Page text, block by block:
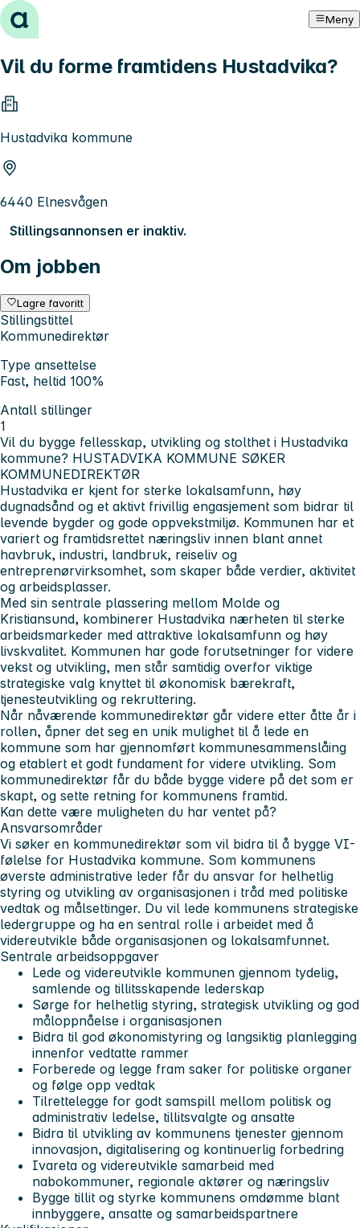
Hopp til innhold Meny
Vil du forme framtidens Hustadvika?
Hustadvika kommune
6440 Elnesvågen
Stillingsannonsen er inaktiv.
Om jobben
Lagre favoritt
Stillingstittel
Kommunedirektør
Type ansettelse
Fast, heltid 100%
Antall stillinger
1
Vil du bygge fellesskap, utvikling og stolthet i Hustadvika
kommune? HUSTADVIKA KOMMUNE SØKER
KOMMUNEDIREKTØR
Hustadvika er kjent for sterke lokalsamfunn, høy
dugnadsånd og et aktivt frivillig engasjement som bidrar til
levende bygder og gode oppvekstmiljø. Kommunen har et
variert og framtidsrettet næringsliv innen blant annet
havbruk, industri, landbruk, reiseliv og
entreprenørvirksomhet, som skaper både verdier, aktivitet
og arbeidsplasser.
Med sin sentrale plassering mellom Molde og
Kristiansund, kombinerer Hustadvika nærheten til sterke
arbeidsmarkeder med attraktive lokalsamfunn og høy
livskvalitet. Kommunen har gode forutsetninger for videre
vekst og utvikling, men står samtidig overfor viktige
strategiske valg knyttet til økonomisk bærekraft,
tjenesteutvikling og rekruttering.
Når nåværende kommunedirektør går videre etter åtte år i
rollen, åpner det seg en unik mulighet til å lede en
kommune som har gjennomført kommunesammenslåing
og etablert et godt fundament for videre utvikling. Som
kommunedirektør får du både bygge videre på det som er
skapt, og sette retning for kommunens framtid.
Kan dette være muligheten du har ventet på?
Ansvarsområder
Vi søker en kommunedirektør som vil bidra til å bygge VI-
følelse for Hustadvika kommune. Som kommunens
øverste administrative leder får du ansvar for helhetlig
styring og utvikling av organisasjonen i tråd med politiske
vedtak og målsettinger. Du vil lede kommunens strategiske
ledergruppe og ha en sentral rolle i arbeidet med å
videreutvikle både organisasjonen og lokalsamfunnet.
Sentrale arbeidsoppgaver
Lede og videreutvikle kommunen gjennom tydelig,
samlende og tillitsskapende lederskap
Sørge for helhetlig styring, strategisk utvikling og god
måloppnåelse i organisasjonen
Bidra til god økonomistyring og langsiktig planlegging
innenfor vedtatte rammer
Forberede og legge fram saker for politiske organer
og følge opp vedtak
Tilrettelegge for godt samspill mellom politisk og
administrativ ledelse, tillitsvalgte og ansatte
Bidra til utvikling av kommunens tjenester gjennom
innovasjon, digitalisering og kontinuerlig forbedring
Ivareta og videreutvikle samarbeid med
nabokommuner, regionale aktører og næringsliv
Bygge tillit og styrke kommunens omdømme blant
innbyggere, ansatte og samarbeidspartnere